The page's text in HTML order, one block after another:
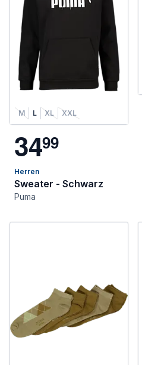
M L XL XXL
3499
Herren
Sweater - Schwarz
Puma